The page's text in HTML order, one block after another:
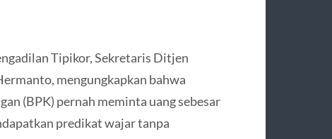
Tipikor, Sekretaris Ditjen
mengungkapkan bahwa
(BPK) pernah meminta uang sebesar
predikat wajar tanpa